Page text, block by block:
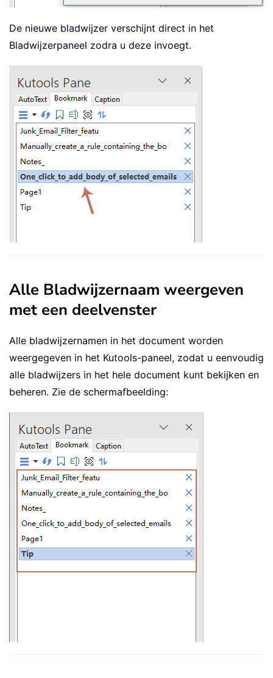
De nieuwe bladwijzer verschijnt direct in het
Bladwijzerpaneel zodra u deze invoegt.
Alle Bladwijzernaam weergeven
met een deelvenster
Alle bladwijzernamen in het document worden
weergegeven in het Kutools-paneel, zodat u eenvoudig
alle bladwijzers in het hele document kunt bekijken en
beheren. Zie de schermafbeelding: